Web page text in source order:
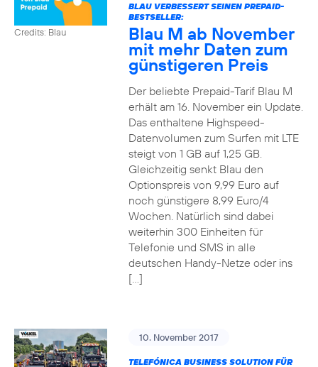
Credits: Blau
BLAU VERBESSERT SEINEN PREPAID-
BESTSELLER:
Blau M ab November
mit mehr Daten zum
günstigeren Preis
Der beliebte Prepaid-Tarif Blau M
erhält am 16. November ein Update.
Das enthaltene Highspeed-
Datenvolumen zum Surfen mit LTE
steigt von 1 GB auf 1,25 GB.
Gleichzeitig senkt Blau den
Optionspreis von 9,99 Euro auf
noch günstigere 8,99 Euro/4
Wochen. Natürlich sind dabei
weiterhin 300 Einheiten für
Telefonie und SMS in alle
deutschen Handy-Netze oder ins
[…]
10. November 2017
TELEFÓNICA BUSINESS SOLUTION FÜR